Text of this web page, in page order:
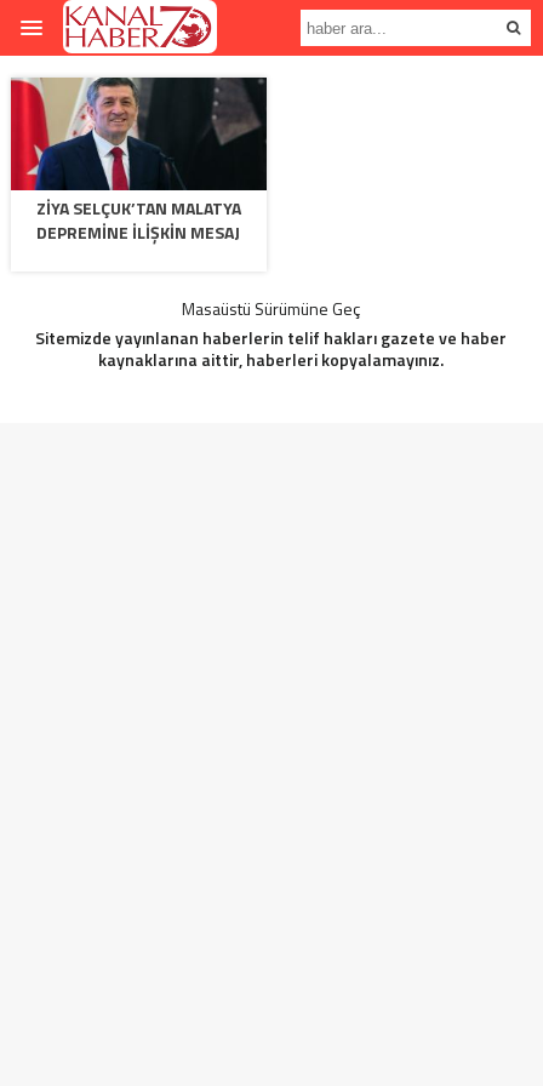
ZIYA SELÇUK’TAN MALATYA
DEPREMINE İLIŞKIN MESAJ
Masaüstü Sürümüne Geç
Sitemizde yayınlanan haberlerin telif hakları gazete ve haber
kaynaklarına aittir, haberleri kopyalamayınız.